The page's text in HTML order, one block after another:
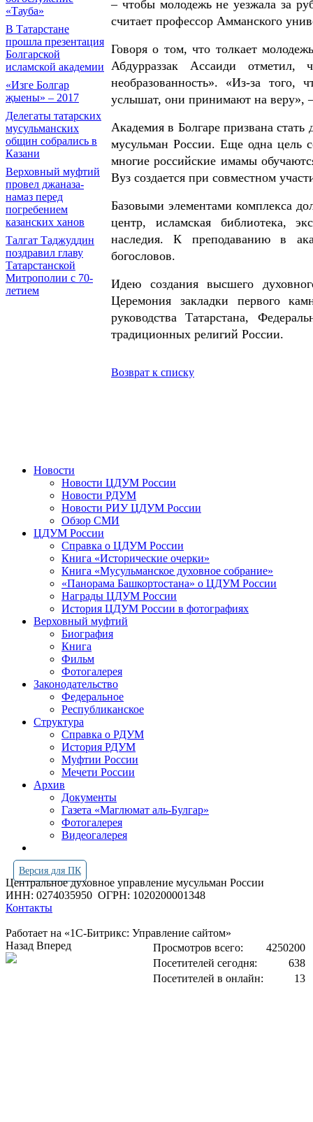
«Тауба»
В Татарстане
прошла презентация
Болгарской
исламской академии
«Изге Болгар
җыены» – 2017
Делегаты татарских
мусульманских
общин собрались в
Казани
Верховный муфтий
провел джаназа-
намаз перед
погребением
казанских ханов
Талгат Таджуддин
поздравил главу
Татарстанской
Митрополии с 70-
летием
– чтобы молодежь не уезжала за
считает профессор Амманского
Говоря о том, что толкает
Абдурраззак Ассаиди
необразованность». «Из-за
услышат, они принимают на веру»,
Академия в Болгаре призвана
мусульман России. Еще одна цель
многие российские имамы
Вуз создается при совместном
Базовыми элементами комплекса
центр, исламская библиотека,
наследия. К преподаванию в
богословов.
Идею создания высшего
Церемония закладки первого
руководства Татарстана,
традиционных религий России.
Возврат к списку
Новости
Новости ЦДУМ России
Новости РДУМ
Новости РИУ ЦДУМ России
Обзор СМИ
ЦДУМ России
Справка о ЦДУМ России
Книга «Исторические очерки»
Книга «Мусульманское духовное собрание»
«Панорама Башкортостана» о ЦДУМ России
Награды ЦДУМ России
История ЦДУМ России в фотографиях
Верховный муфтий
Биография
Книга
Фильм
Фотогалерея
Законодательство
Федеральное
Республиканское
Структура
Справка о РДУМ
История РДУМ
Муфтии России
Мечети России
Архив
Документы
Газета «Маглюмат аль-Булгар»
Фотогалерея
Видеогалерея
Версия для ПК
Центральное духовное управление мусульман России
ИНН: 0274035950 ОГРН: 1020200001348
Контакты
Работает на «1С-Битрикс: Управление сайтом»
Просмотров всего:
4250200
Посетителей сегодня:
638
Посетителей в онлайн:
13
Назад Вперед